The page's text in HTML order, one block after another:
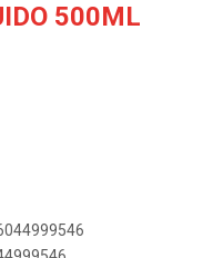
500ML